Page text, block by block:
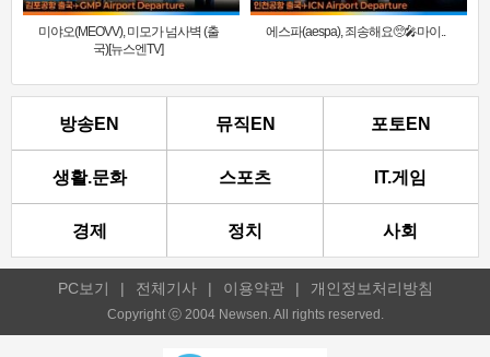
미야오(MEOVV), 미모가 넘사벽 (출
국)[뉴스엔TV]
에스파(aespa), 죄송해요🥺🎤마이..
방송EN 뮤직EN 포토EN
생활.문화 스포츠 IT.게임
경제 정치 사회
PC보기 | 전체기사 | 이용약관 | 개인정보처리방침
Copyright ⓒ 2004 Newsen. All rights reserved.